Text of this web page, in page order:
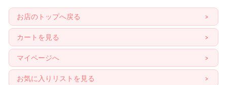
お店のトップへ戻る
カートを見る
マイページへ
お気に入りリストを見る